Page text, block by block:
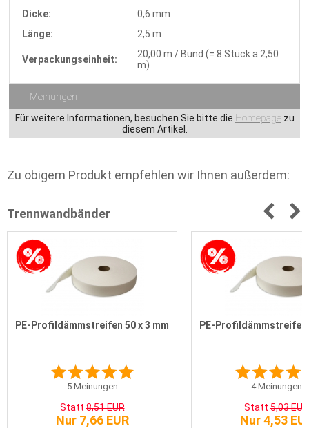
Dicke:
0,6 mm
Länge:
2,5 m
Verpackungseinheit:
20,00 m / Bund (= 8 Stück a 2,50
m)
Meinungen
Für weitere Informationen, besuchen Sie bitte die Homepagezu
diesem Artikel.
Zu obigem Produkt empfehlen wir Ihnen außerdem:
Trennwandbänder
PE-Profildämmstreifen 50 x 3 mm
5Meinungen
Statt8,51 EUR
Nur 7,66 EUR
PE-Profildämmstreifen
4Meinungen
Statt5,03 EUR
Nur 4,53